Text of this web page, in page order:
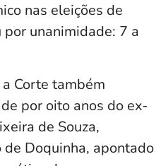
nas eleições de
unanimidade: 7 a
Corte também
por oito anos do ex-
de Souza,
de Doquinha, apontado